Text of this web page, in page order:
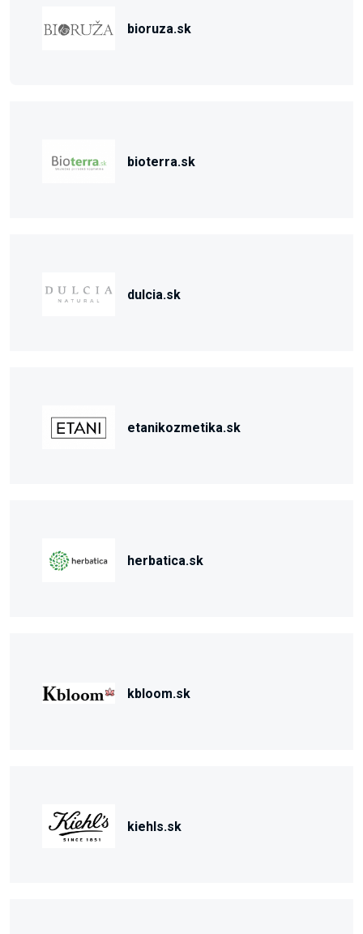
bioruza.sk
bioterra.sk
dulcia.sk
etanikozmetika.sk
herbatica.sk
kbloom.sk
kiehls.sk